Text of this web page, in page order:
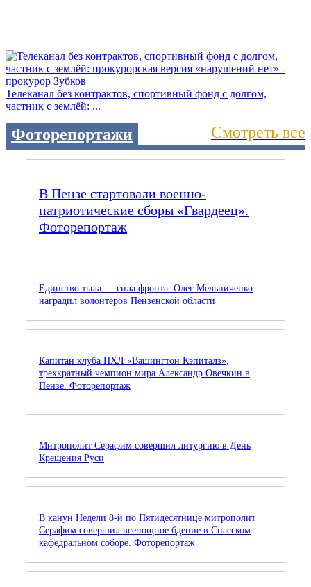
Телеканал без контрактов, спортивный фонд с долгом,
частник с землёй: ...
Фоторепортажи Смотреть все
В Пензе стартовали военно-
патриотические сборы «Гвардеец».
Фоторепортаж
Единство тыла — сила фронта: Олег Мельниченко
наградил волонтеров Пензенской области
Капитан клуба НХЛ «Вашингтон Кэпиталз»,
трехкратный чемпион мира Александр Овечкин в
Пензе. Фоторепортаж
Митрополит Серафим совершил литургию в День
Крещения Руси
В канун Недели 8-й по Пятидесятнице митрополит
Серафим совершил всенощное бдение в Спасском
кафедральном соборе. Фоторепортаж